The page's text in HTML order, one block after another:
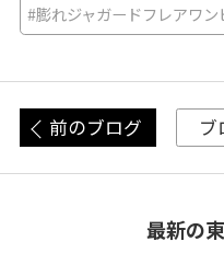
#膨れジャガードフレアワン
前のブログ ブ
最新の